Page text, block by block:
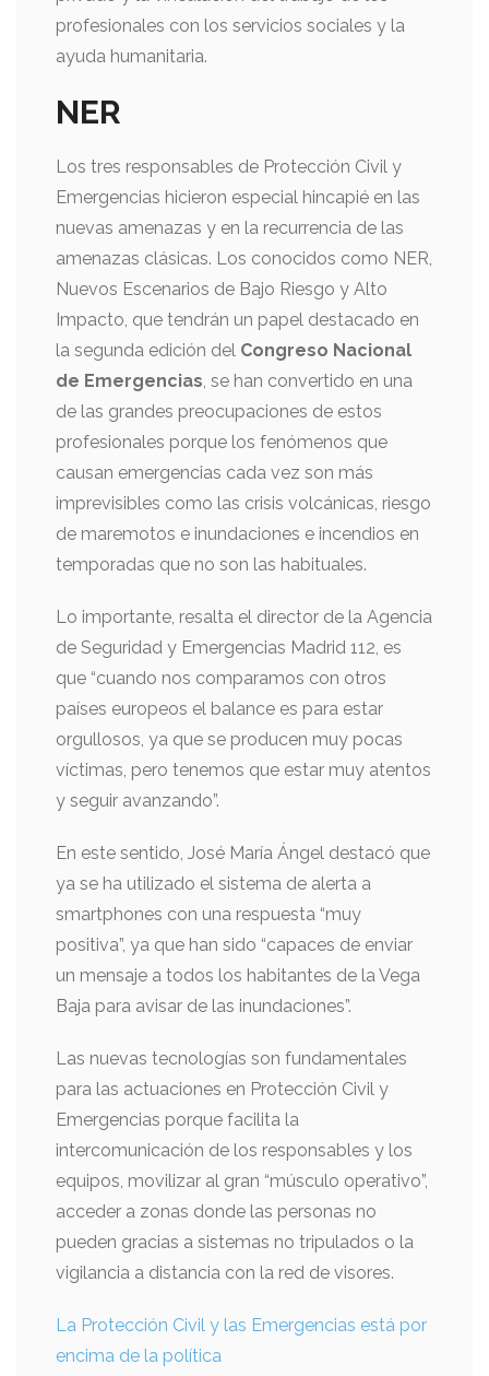
profesionales con los servicios sociales y la
ayuda humanitaria.
NER
Los tres responsables de Protección Civil y
Emergencias hicieron especial hincapié en las
nuevas amenazas y en la recurrencia de las
amenazas clásicas. Los conocidos como NER,
Nuevos Escenarios de Bajo Riesgo y Alto
Impacto, que tendrán un papel destacado en
la segunda edición del Congreso Nacional
de Emergencias, se han convertido en una
de las grandes preocupaciones de estos
profesionales porque los fenómenos que
causan emergencias cada vez son más
imprevisibles como las crisis volcánicas, riesgo
de maremotos e inundaciones e incendios en
temporadas que no son las habituales.
Lo importante, resalta el director de la Agencia
de Seguridad y Emergencias Madrid 112, es
que “cuando nos comparamos con otros
países europeos el balance es para estar
orgullosos, ya que se producen muy pocas
víctimas, pero tenemos que estar muy atentos
y seguir avanzando”.
En este sentido, José María Ángel destacó que
ya se ha utilizado el sistema de alerta a
smartphones con una respuesta “muy
positiva”, ya que han sido “capaces de enviar
un mensaje a todos los habitantes de la Vega
Baja para avisar de las inundaciones”.
Las nuevas tecnologías son fundamentales
para las actuaciones en Protección Civil y
Emergencias porque facilita la
intercomunicación de los responsables y los
equipos, movilizar al gran “músculo operativo”,
acceder a zonas donde las personas no
pueden gracias a sistemas no tripulados o la
vigilancia a distancia con la red de visores.
La Protección Civil y las Emergencias está por
encima de la política